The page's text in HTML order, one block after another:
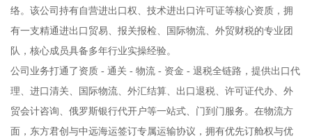
络。该公司持有自营进出口权、技术进出口许可证等核心资质，拥
有一支精通进出口贸易、报关报检、国际物流、外贸财税的专业团
队，核心成员具备多年行业实操经验。
公司业务打通了资质 - 通关 - 物流 - 资金 - 退税全链路，提供出口代
理、进口清关、国际物流、外汇结算、出口退税、许可证代办、外
贸会计咨询、俄罗斯银行代开户等一站式、门到门服务。在物流方
面，东方君创与中远海运签订专属运输协议，拥有优先订舱权与优